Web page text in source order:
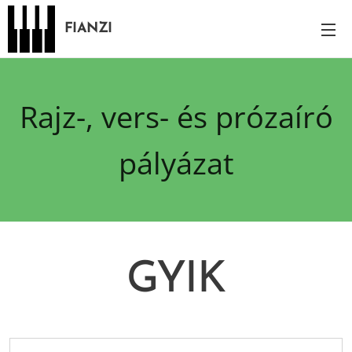
FIANZI
Rajz-, vers- és prózaíró
pályázat
GYIK